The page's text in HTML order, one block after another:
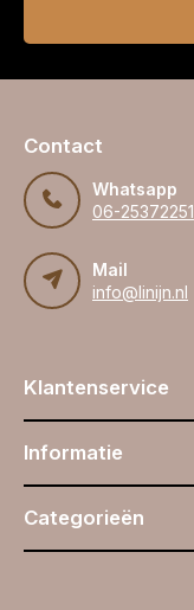
Contact
Whatsapp
06-25372251
Mail
info@linijn.nl
Klantenservice
Informatie
Categorieën